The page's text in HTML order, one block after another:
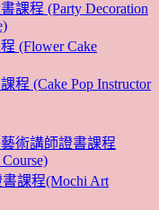
課程 (Party Decoration
(Flower Cake
程 (Cake Pop Instructor
術講師證書課程
課程(Mochi Art